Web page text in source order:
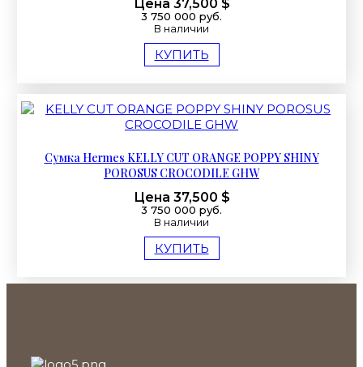
Цена 37,500 $
3 750 000 руб.
В наличии
КУПИТЬ
Сумка Hermes KELLY CUT ORANGE POPPY SHINY
POROSUS CROCODILE GHW
Цена 37,500 $
3 750 000 руб.
В наличии
КУПИТЬ